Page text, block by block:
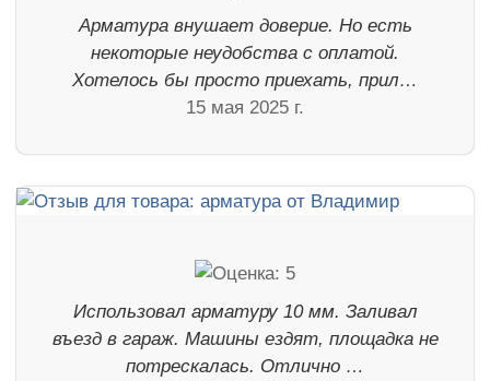
Арматура внушает доверие. Но есть
некоторые неудобства с оплатой.
Хотелось бы просто приехать, прил…
15 мая 2025 г.
Использовал арматуру 10 мм. Заливал
въезд в гараж. Машины ездят, площадка не
потрескалась. Отлично …